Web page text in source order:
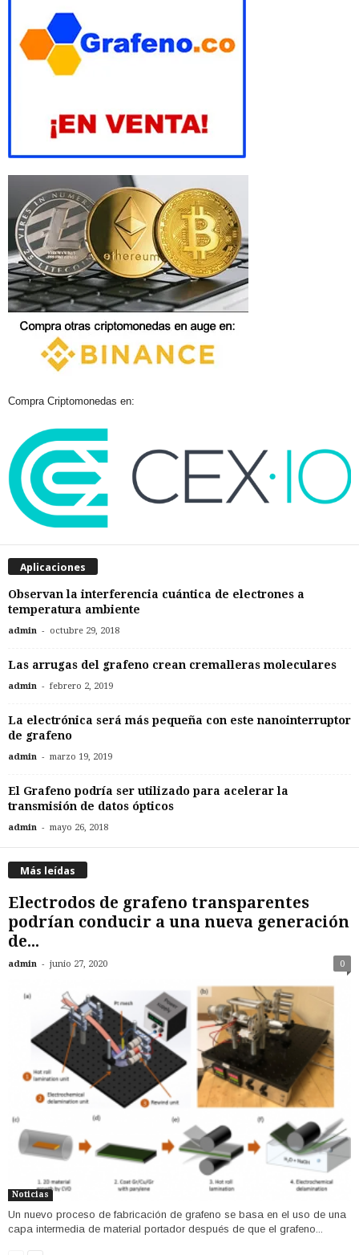
Compra Criptomonedas en:
Aplicaciones
Observan la interferencia cuántica de electrones a
temperatura ambiente
admin - octubre 29, 2018
Las arrugas del grafeno crean cremalleras moleculares
admin - febrero 2, 2019
La electrónica será más pequeña con este nanointerruptor
de grafeno
admin - marzo 19, 2019
El Grafeno podría ser utilizado para acelerar la
transmisión de datos ópticos
admin - mayo 26, 2018
Más leídas
Electrodos de grafeno transparentes
podrían conducir a una nueva generación
de...
admin - junio 27, 2020 0
Noticias
Un nuevo proceso de fabricación de grafeno se basa en el uso de una
capa intermedia de material portador después de que el grafeno...